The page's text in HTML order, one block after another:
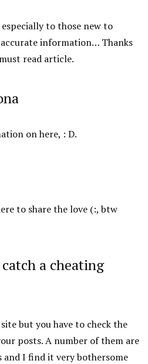
to those new to
information… Thanks
read article.
on here, : D.
to share the love (:, btw
a cheating
but you have to check the
posts. A number of them are
and I find it very bothersome